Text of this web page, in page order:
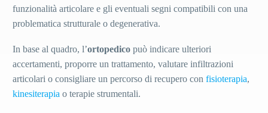
funzionalità articolare e gli eventuali segni compatibili con una
problematica strutturale o degenerativa.
In base al quadro, l’ortopedico può indicare ulteriori
accertamenti, proporre un trattamento, valutare infiltrazioni
articolari o consigliare un percorso di recupero con fisioterapia,
kinesiterapia o terapie strumentali.